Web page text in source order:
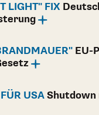
LIGHT" FIX
EU-
USA Shutdown